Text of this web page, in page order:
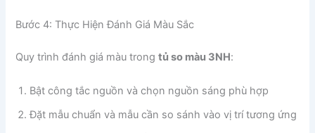
Bước 4: Thực Hiện Đánh Giá Màu Sắc
Quy trình đánh giá màu trongtủ so màu 3NH:
Bật công tắc nguồn và chọn nguồn sáng phù hợp
Đặt mẫu chuẩn và mẫu cần so sánh vào vị trí tương ứng